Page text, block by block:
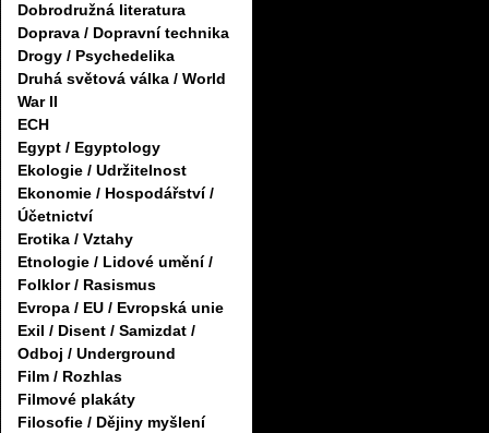
Dobrodružná literatura
Doprava / Dopravní technika
Drogy / Psychedelika
Druhá světová válka / World
War II
ECH
Egypt / Egyptology
Ekologie / Udržitelnost
Ekonomie / Hospodářství /
Účetnictví
Erotika / Vztahy
Etnologie / Lidové umění /
Folklor / Rasismus
Evropa / EU / Evropská unie
Exil / Disent / Samizdat /
Odboj / Underground
Film / Rozhlas
Filmové plakáty
Filosofie / Dějiny myšlení